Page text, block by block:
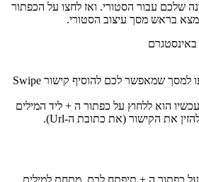
שלכם עבור הסטורי. ואז לחצו על הכפתור
בראש מסך עיצוב הסטורי.
לאחר מכן תגיעו למסך שמאפשר לכם להוסיף קישור Swipe
הוא ללחוץ על כפתור ה + ליד המילים